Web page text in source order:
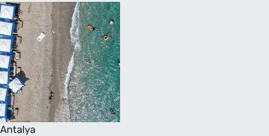
Antalya